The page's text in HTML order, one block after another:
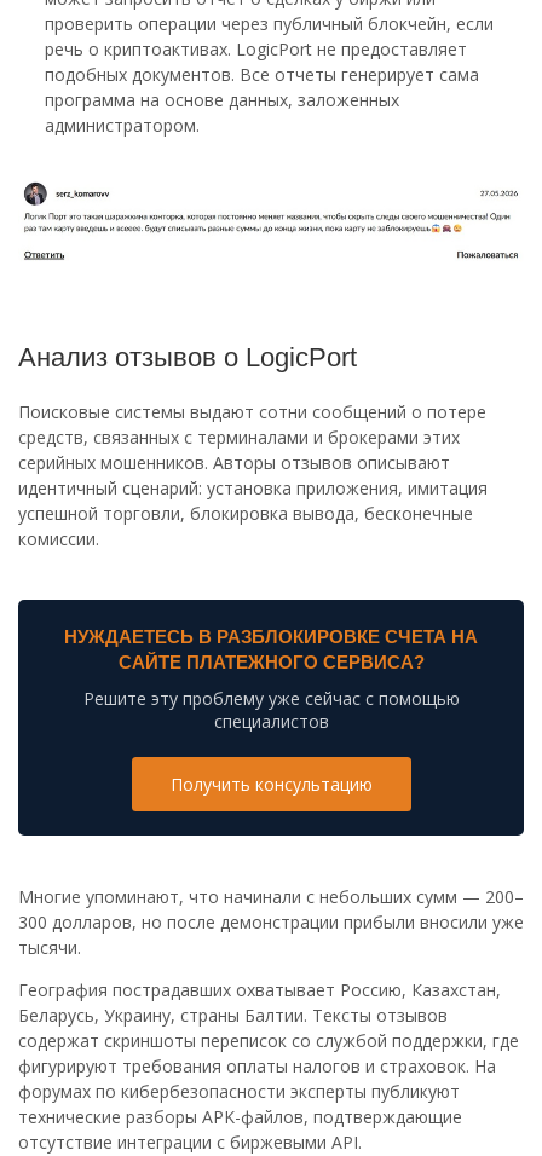
проверить операции через публичный блокчейн, если
речь о криптоактивах. LogicPort не предоставляет
подобных документов. Все отчеты генерирует сама
программа на основе данных, заложенных
администратором.
Анализ отзывов о LogicPort
Поисковые системы выдают сотни сообщений о потере
средств, связанных с терминалами и брокерами этих
серийных мошенников. Авторы отзывов описывают
идентичный сценарий: установка приложения, имитация
успешной торговли, блокировка вывода, бесконечные
комиссии.
НУЖДАЕТЕСЬ В РАЗБЛОКИРОВКЕ СЧЕТА НА
САЙТЕ ПЛАТЕЖНОГО СЕРВИСА?
Решите эту проблему уже сейчас с помощью
специалистов
Получить консультацию
Многие упоминают, что начинали с небольших сумм — 200–
300 долларов, но после демонстрации прибыли вносили уже
тысячи.
География пострадавших охватывает Россию, Казахстан,
Беларусь, Украину, страны Балтии. Тексты отзывов
содержат скриншоты переписок со службой поддержки, где
фигурируют требования оплаты налогов и страховок. На
форумах по кибербезопасности эксперты публикуют
технические разборы APK-файлов, подтверждающие
отсутствие интеграции с биржевыми API.